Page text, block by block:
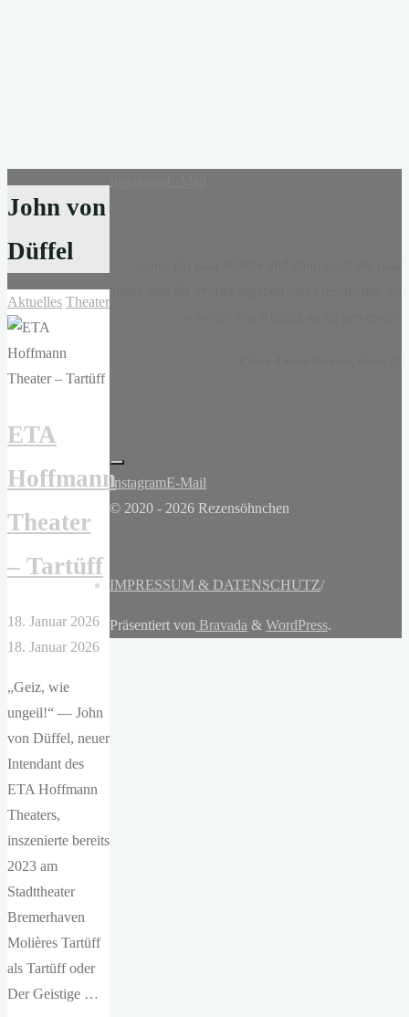
John von
Düffel
Aktuelles Theater
ETA
Hoffmann
Theater
– Tartüff
18. Januar 2026
18. Januar 2026
„Geiz, wie
ungeil!“ — John
von Düffel, neuer
Intendant des
ETA Hoffmann
Theaters,
inszenierte bereits
2023 am
Stadttheater
Bremerhaven
Molières Tartüff
als Tartüff oder
Der Geistige …
InstagramE-Mail
© 2020 - 2026 Rezensöhnchen
IMPRESSUM & DATENSCHUTZ/
Präsentiert von Bravada & WordPress.